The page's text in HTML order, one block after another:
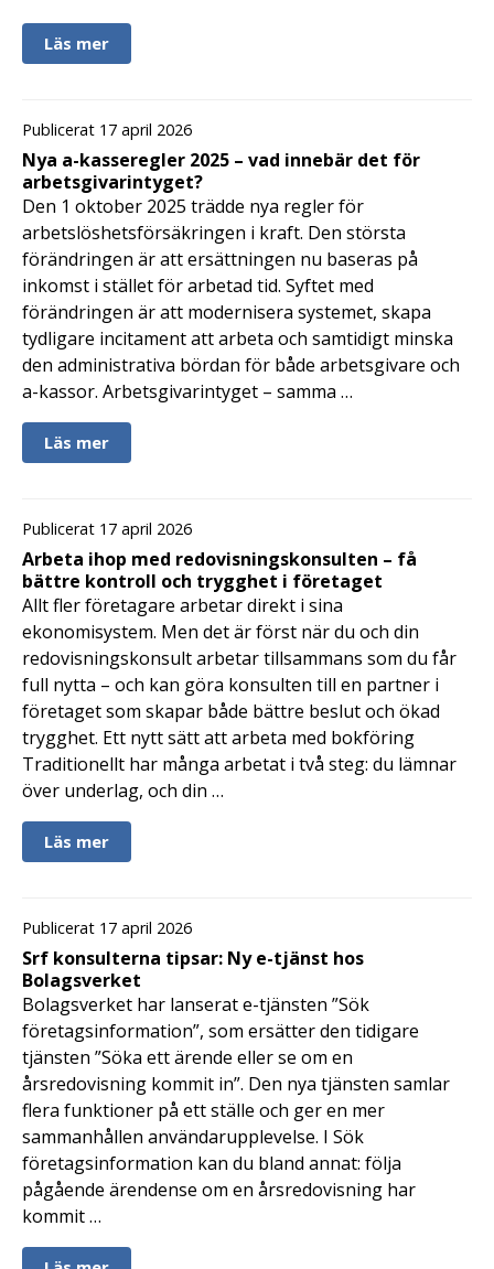
Läs mer
Publicerat 17 april 2026
Nya a-kasseregler 2025 – vad innebär det för
arbetsgivarintyget?
Den 1 oktober 2025 trädde nya regler för
arbetslöshetsförsäkringen i kraft. Den största
förändringen är att ersättningen nu baseras på
inkomst i stället för arbetad tid. Syftet med
förändringen är att modernisera systemet, skapa
tydligare incitament att arbeta och samtidigt minska
den administrativa bördan för både arbetsgivare och
a-kassor. Arbetsgivarintyget – samma …
Läs mer
Publicerat 17 april 2026
Arbeta ihop med redovisningskonsulten – få
bättre kontroll och trygghet i företaget
Allt fler företagare arbetar direkt i sina
ekonomisystem. Men det är först när du och din
redovisningskonsult arbetar tillsammans som du får
full nytta – och kan göra konsulten till en partner i
företaget som skapar både bättre beslut och ökad
trygghet. Ett nytt sätt att arbeta med bokföring
Traditionellt har många arbetat i två steg: du lämnar
över underlag, och din …
Läs mer
Publicerat 17 april 2026
Srf konsulterna tipsar: Ny e-tjänst hos
Bolagsverket
Bolagsverket har lanserat e-tjänsten ”Sök
företagsinformation”, som ersätter den tidigare
tjänsten ”Söka ett ärende eller se om en
årsredovisning kommit in”. Den nya tjänsten samlar
flera funktioner på ett ställe och ger en mer
sammanhållen användarupplevelse. I Sök
företagsinformation kan du bland annat: följa
pågående ärendense om en årsredovisning har
kommit …